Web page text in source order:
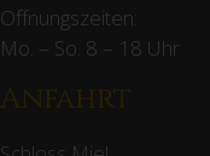
Öffnungszeiten:
Mo. – So. 8 – 18 Uhr
Anfahrt